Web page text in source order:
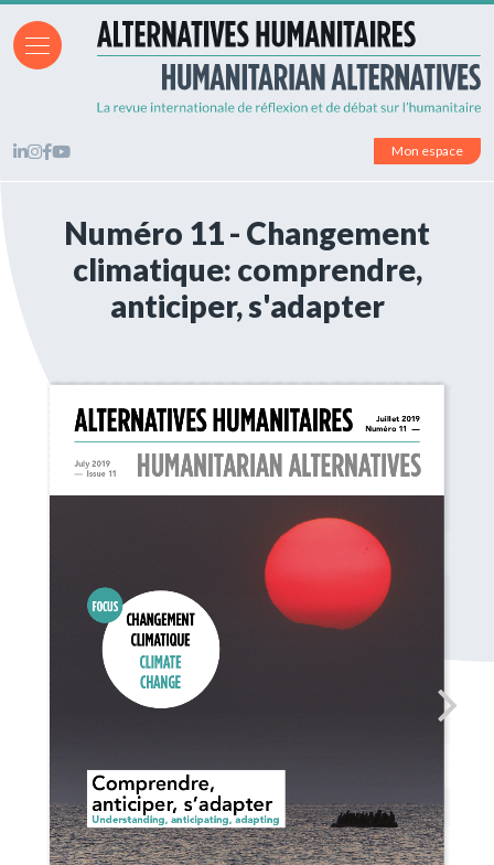
Mon espace
Numéro 11 - Changement
climatique: comprendre,
anticiper, s'adapter